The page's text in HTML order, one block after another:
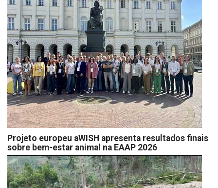
Projeto europeu aWISH apresenta resultados finais
sobre bem-estar animal na EAAP 2026